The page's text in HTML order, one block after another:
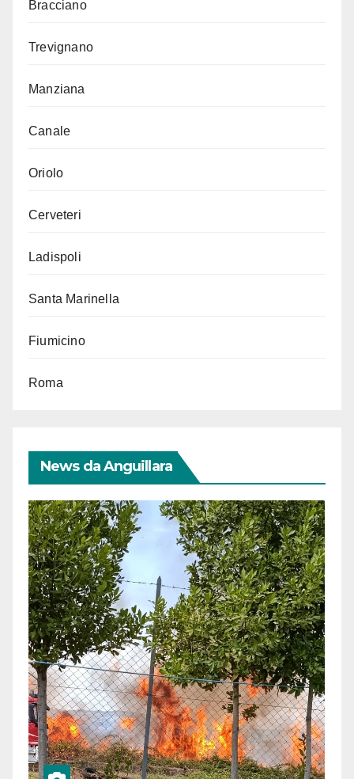
Bracciano
Trevignano
Manziana
Canale
Oriolo
Cerveteri
Ladispoli
Santa Marinella
Fiumicino
Roma
News da Anguillara